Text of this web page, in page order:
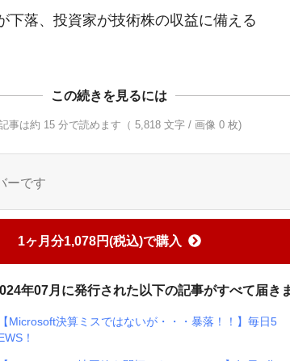
この続きを見るには
事は約 15 分で読めます（ 5,818 文字 / 画像 0 枚)
ーです
1ヶ月分1,078円(税込)で購入
年07月に発行された以下の記事がすべて届き
【Microsoft決算ミスではないが・・・暴落！！】毎日5
！